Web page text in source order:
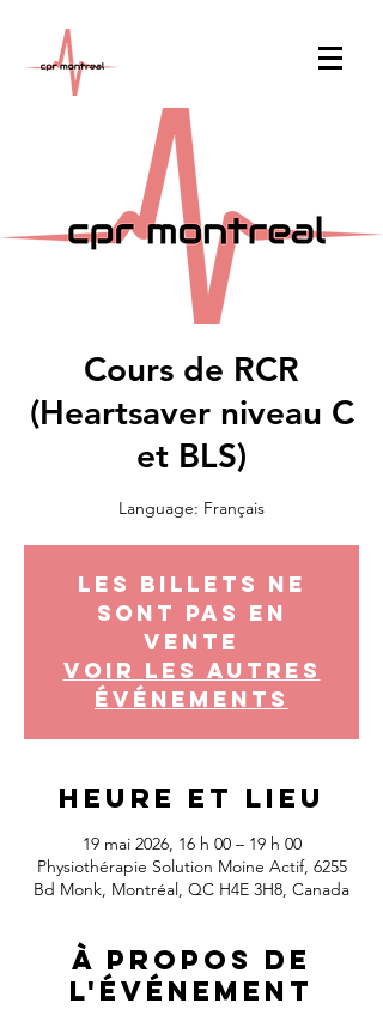
Cours de RCR
(Heartsaver niveau C
et BLS)
Language: Français
Les billets ne
sont pas en
vente
Voir les autres
événements
Heure et lieu
19 mai 2026, 16 h 00 – 19 h 00
Physiothérapie Solution Moine Actif, 6255
Bd Monk, Montréal, QC H4E 3H8, Canada
À propos de
l'événement